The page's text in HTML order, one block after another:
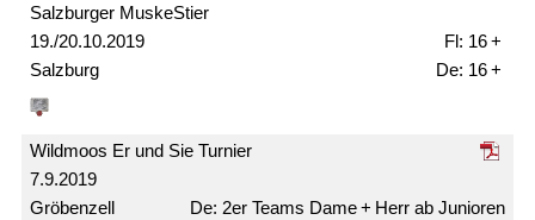
19./20.10.2019
Salzburger MuskeStier
Salzburg
16 +
16 +
7.9.2019
Wildmoos Er und Sie Turnier
Gröbenzell 2er Teams Dame + Herr ab Junioren